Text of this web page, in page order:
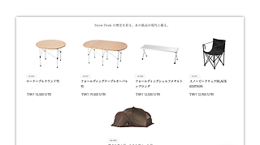
ราคา 15,500 บาท ราคา 12,900 บาท
ราคา 12,000 บาท
ราคา 19,500 บาท